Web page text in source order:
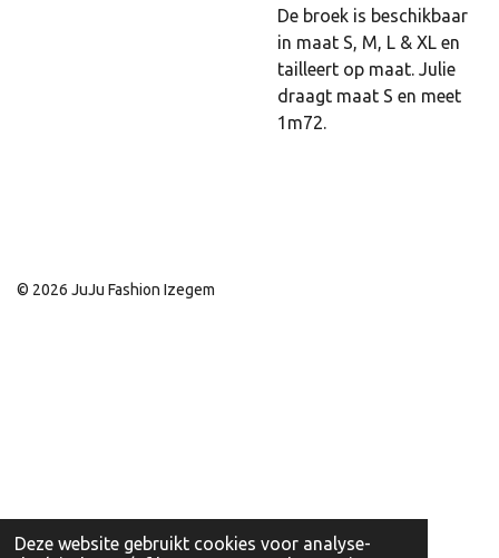
Deze website gebruikt cookies voor analyse-
De broek is beschikbaar
in maat S, M, L & XL en
tailleert op maat. Julie
draagt maat S en meet
1m72.
© 2026 JuJu Fashion Izegem